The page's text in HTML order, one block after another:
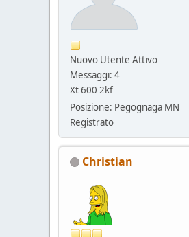
Nuovo Utente Attivo
Messaggi: 4
Xt 600 2kf
Posizione: Pegognaga MN
Registrato
Christian